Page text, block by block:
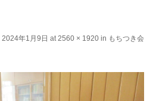
2024年1月9日 at 2560 × 1920 in もちつき会